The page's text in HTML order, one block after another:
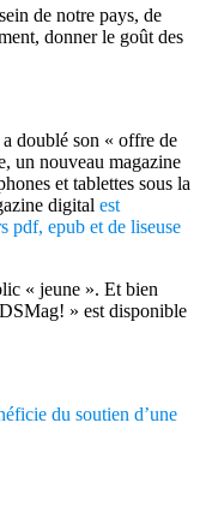
de notre pays, de
donner le goût des
doublé son « offre de
un nouveau magazine
et tablettes sous la
digital est
pdf, epub et de liseuse
« jeune ». Et bien
» est disponible
du soutien d’une